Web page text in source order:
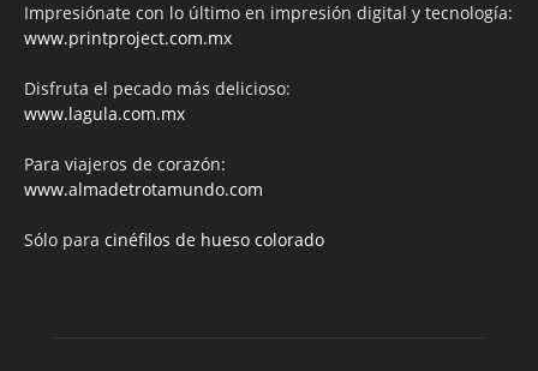
Impresiónate con lo último en impresión digital y tecnología:
www.printproject.com.mx
Disfruta el pecado más delicioso:
www.lagula.com.mx
Para viajeros de corazón:
www.almadetrotamundo.com
Sólo para cinéfilos de hueso colorado